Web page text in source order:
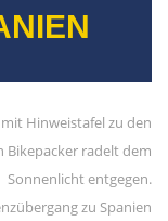
zu Spanien